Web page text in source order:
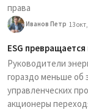
права
Иванов Петр 13
ESG
Руководители
гораздо меньше об
управленческих
акционеры